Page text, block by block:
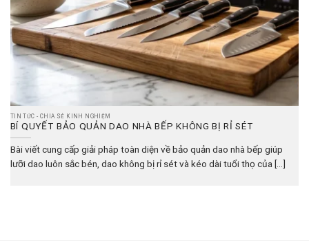
TIN TỨC - CHIA SẺ KINH NGHIỆM
BÍ QUYẾT BẢO QUẢN DAO NHÀ BẾP KHÔNG BỊ RỈ SÉT
Bài viết cung cấp giải pháp toàn diện về bảo quản dao nhà bếp giúp
lưỡi dao luôn sắc bén, dao không bị rỉ sét và kéo dài tuổi thọ của [...]